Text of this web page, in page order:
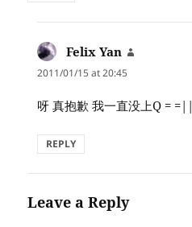
Felix Yan
2011/01/15 at 20:45
呀 真抱歉 我一直没上Q = =||
REPLY
Leave a Reply